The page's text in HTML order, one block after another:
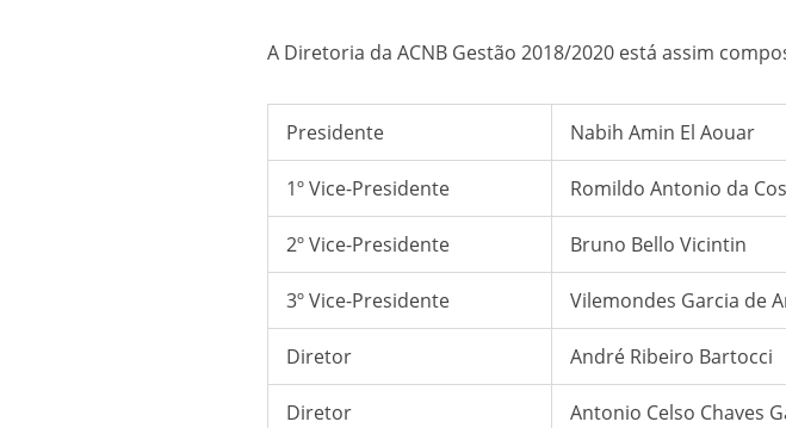
A Diretoria da ACNB Gestão 2018/2020 está assim
Presidente Nabih Amin El Aouar
1º Vice-Presidente Romildo Antonio da
2º Vice-Presidente Bruno Bello Vicintin
3º Vice-Presidente Vilemondes Garcia de
Diretor André Ribeiro Bartocci
Diretor Antonio Celso Chaves